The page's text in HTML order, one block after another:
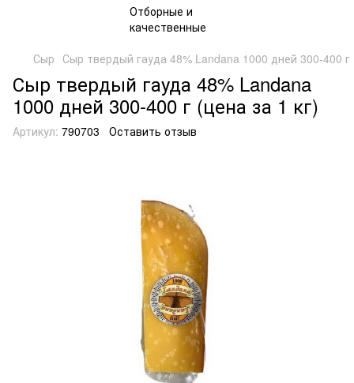
Сыр Сыр твердый гауда 48% Landana 1000 дней 300-400 г
Сыр твердый гауда 48% Landana
1000 дней 300-400 г (цена за 1 кг)
Артикул: 790703 Оставить отзыв